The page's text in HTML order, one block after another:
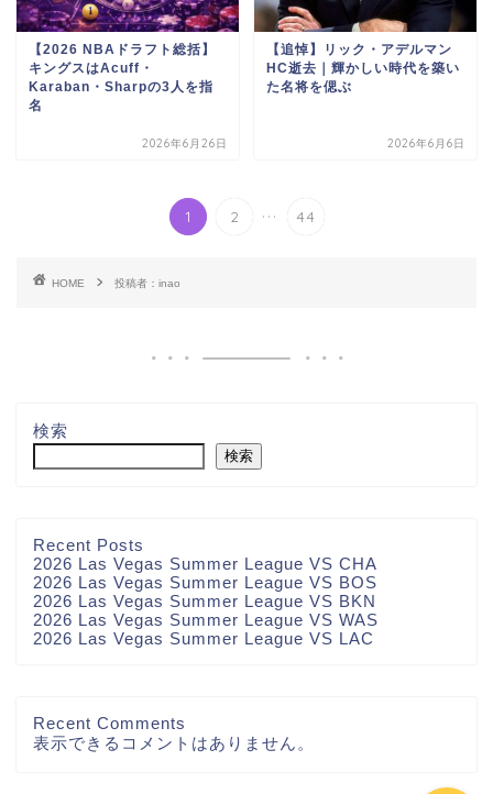
【2026 NBAドラフト総括】
キングスはAcuff・
Karaban・Sharpの3人を指
名
2026年6月26日
【追悼】リック・アデルマン
HC逝去｜輝かしい時代を築い
た名将を偲ぶ
2026年6月6日
1 2 ... 44
HOME 投稿者：inao
検索
検索
Recent Posts
2026 Las Vegas Summer League VS CHA
2026 Las Vegas Summer League VS BOS
2026 Las Vegas Summer League VS BKN
2026 Las Vegas Summer League VS WAS
2026 Las Vegas Summer League VS LAC
Recent Comments
表示できるコメントはありません。